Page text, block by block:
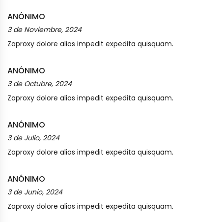
ANÓNIMO
3 de Noviembre, 2024
Zaproxy dolore alias impedit expedita quisquam.
ANÓNIMO
3 de Octubre, 2024
Zaproxy dolore alias impedit expedita quisquam.
ANÓNIMO
3 de Julio, 2024
Zaproxy dolore alias impedit expedita quisquam.
ANÓNIMO
3 de Junio, 2024
Zaproxy dolore alias impedit expedita quisquam.